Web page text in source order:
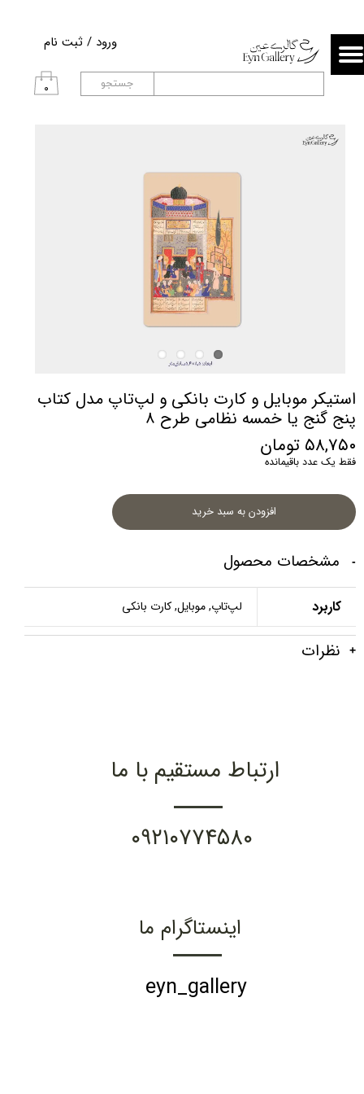
۰
ورود / ثبت نام
حساب کاربری من
تغییر گذر واژه
خروج از حساب کاربری
جستجو
استیکر موبایل و کارت بانکی و لپ‌تاپ مدل کتاب
پنج گنج یا خمسه نظامی طرح ۸
۵۸,۷۵۰ تومان
فقط یک عدد باقیمانده
افزودن به سبد خرید
مشخصات محصول
کاربرد لپ‌تاپ, موبایل, کارت بانکی
نظرات
ارتباط مستقیم با ما
۰۹۲۱۰۷۷۴۵۸۰
اینستاگرام ما
eyn_gallery